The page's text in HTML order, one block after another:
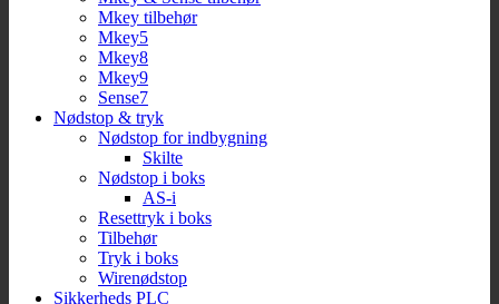
Mkey tilbehør
Mkey5
Mkey8
Mkey9
Sense7
Nødstop & tryk
Nødstop for indbygning
Skilte
Nødstop i boks
AS-i
Resettryk i boks
Tilbehør
Tryk i boks
Wirenødstop
Sikkerheds PLC